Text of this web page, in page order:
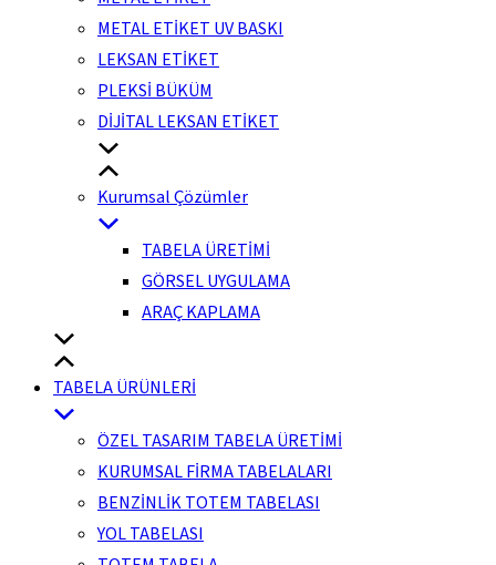
METAL ETİKET UV BASKI
LEKSAN ETİKET
PLEKSİ BÜKÜM
DİJİTAL LEKSAN ETİKET
Kurumsal Çözümler
TABELA ÜRETİMİ
GÖRSEL UYGULAMA
ARAÇ KAPLAMA
TABELA ÜRÜNLERİ
ÖZEL TASARIM TABELA ÜRETİMİ
KURUMSAL FİRMA TABELALARI
BENZİNLİK TOTEM TABELASI
YOL TABELASI